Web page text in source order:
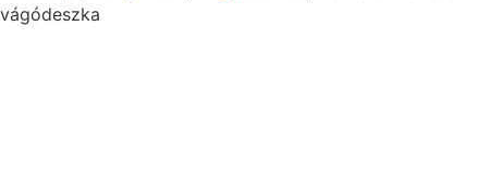
vágódeszka